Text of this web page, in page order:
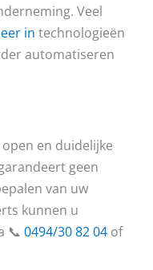
Veel
in technologieën
automatiseren
en duidelijke
geen
van uw
kunnen u
📞 0494/30 82 04 of